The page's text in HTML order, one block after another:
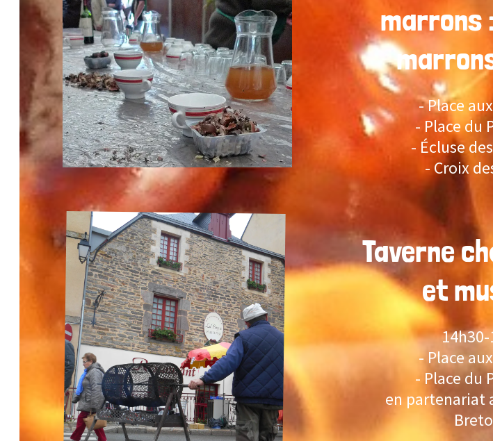
marrons :
marrons
- Place aux
- Place du
- Écluse des
- Croix des
Taverne
et
14h30-
- Place aux
- Place du
en partenariat